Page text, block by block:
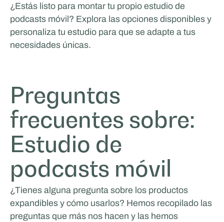
¿Estás listo para montar tu propio estudio de
podcasts móvil? Explora las opciones disponibles y
personaliza tu estudio para que se adapte a tus
necesidades únicas.
Preguntas
frecuentes sobre:
Estudio de
podcasts móvil
¿Tienes alguna pregunta sobre los productos
expandibles y cómo usarlos? Hemos recopilado las
preguntas que más nos hacen y las hemos